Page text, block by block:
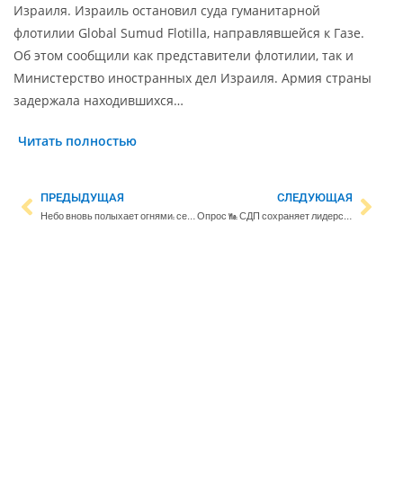
Израиля. Израиль остановил суда гуманитарной
флотилии Global Sumud Flotilla, направлявшейся к Газе.
Об этом сообщили как представители флотилии, так и
Министерство иностранных дел Израиля. Армия страны
задержала находившихся…
Читать полностью
ПРЕДЫДУЩАЯ
Небо вновь полыхает огнями: северное сияние будет видно до конца недели
СЛЕДУЮЩАЯ
Опрос Yle: СДП сохраняет лидерство, ”Истинные финны” поднялись на третью строчку, обойдя центристов